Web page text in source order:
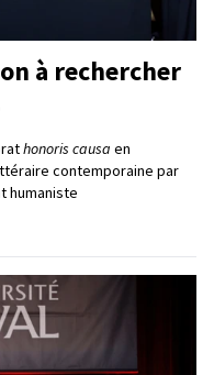
à rechercher
honoris causa en
contemporaine par
humaniste